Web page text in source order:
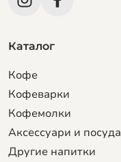
Каталог
Кофе
Кофеварки
Кофемолки
Аксессуари и посуда
Другие напитки